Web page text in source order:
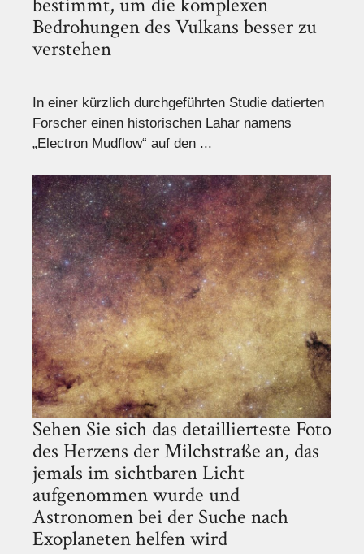
Bedrohungen des Vulkans besser zu
verstehen
In einer kürzlich durchgeführten Studie datierten
Forscher einen historischen Lahar namens
„Electron Mudflow“ auf den ...
Sehen Sie sich das detaillierteste Foto
des Herzens der Milchstraße an, das
jemals im sichtbaren Licht
aufgenommen wurde und
Astronomen bei der Suche nach
Exoplaneten helfen wird